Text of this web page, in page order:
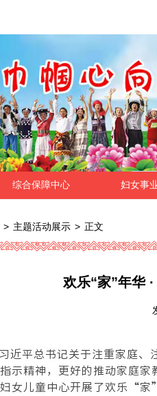
综合保障中心 妇女事
> 主题活动展示 > 正文
欢乐“家”年华